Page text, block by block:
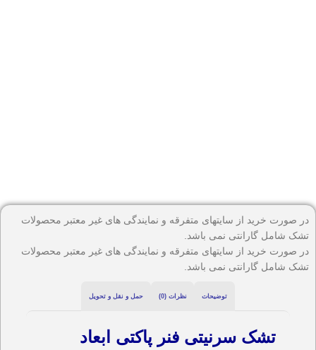
در صورت خرید از سایتهای متفرقه و نمایندگی های غیر معتبر محصولات
تشک شامل گارانتی نمی باشد.
در صورت خرید از سایتهای متفرقه و نمایندگی های غیر معتبر محصولات
تشک شامل گارانتی نمی باشد.
توضیحات نظرات (0) حمل و نقل و تحویل
تشک سرنیتی فنر پاکتی ابعاد